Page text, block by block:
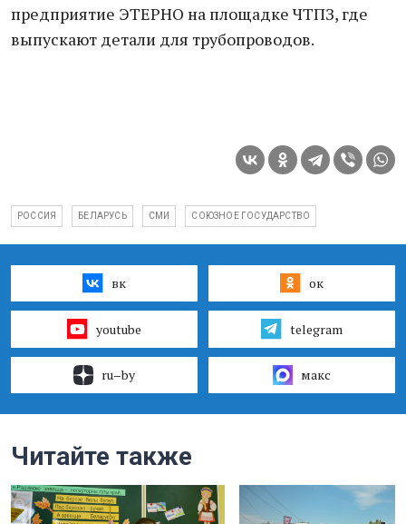
предприятие ЭТЕРНО на площадке ЧТПЗ, где
выпускают детали для трубопроводов.
РОССИЯ БЕЛАРУСЬ СМИ СОЮЗНОЕ ГОСУДАРСТВО
вк ок
youtube telegram
ru–by макс
Читайте также